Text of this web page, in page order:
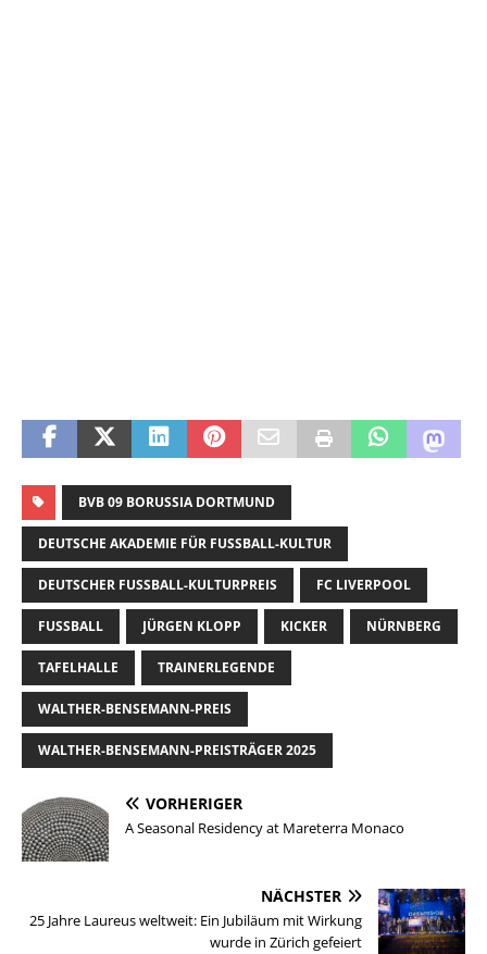
BVB 09 BORUSSIA DORTMUND
DEUTSCHE AKADEMIE FÜR FUSSBALL-KULTUR
DEUTSCHER FUSSBALL-KULTURPREIS FC LIVERPOOL
FUSSBALL JÜRGEN KLOPP KICKER NÜRNBERG
TAFELHALLE TRAINERLEGENDE
WALTHER-BENSEMANN-PREIS
WALTHER-BENSEMANN-PREISTRÄGER 2025
VORHERIGER
A Seasonal Residency at Mareterra Monaco
NÄCHSTER
25 Jahre Laureus weltweit: Ein Jubiläum mit Wirkung
wurde in Zürich gefeiert